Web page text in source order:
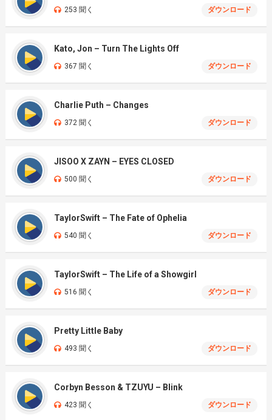
253 聞く ダウンロード
Kato, Jon – Turn The Lights Off
367 聞く ダウンロード
Charlie Puth – Changes
372 聞く ダウンロード
JISOO X ZAYN – EYES CLOSED
500 聞く ダウンロード
TaylorSwift – The Fate of Ophelia
540 聞く ダウンロード
TaylorSwift – The Life of a Showgirl
516 聞く ダウンロード
Pretty Little Baby
493 聞く ダウンロード
Corbyn Besson & TZUYU – Blink
423 聞く ダウンロード